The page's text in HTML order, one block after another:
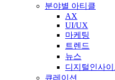
분야별 아티클
AX
UI/UX
마케팅
트렌드
뉴스
디지털인사이
큐레이션